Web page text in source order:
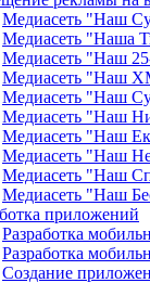
Медиасеть "Наш
Медиасеть "Наша
Медиасеть "Наш
Медиасеть "Наш
Медиасеть "Наш
Медиасеть "Наш
Медиасеть "Наш
Медиасеть "Наш
Медиасеть "Наш
Медиасеть "Наш
приложений
Разработка
Разработка
Создание